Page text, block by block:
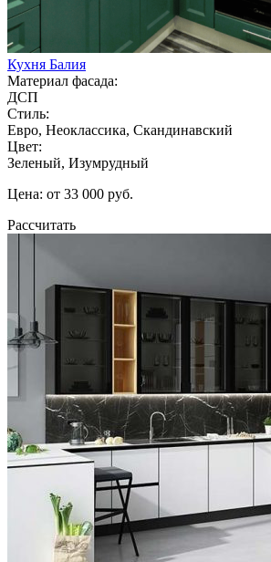
Кухня Балия
Материал фасада:
ДСП
Стиль:
Евро, Неоклассика, Скандинавский
Цвет:
Зеленый, Изумрудный
Цена: от 33 000 руб.
Рассчитать